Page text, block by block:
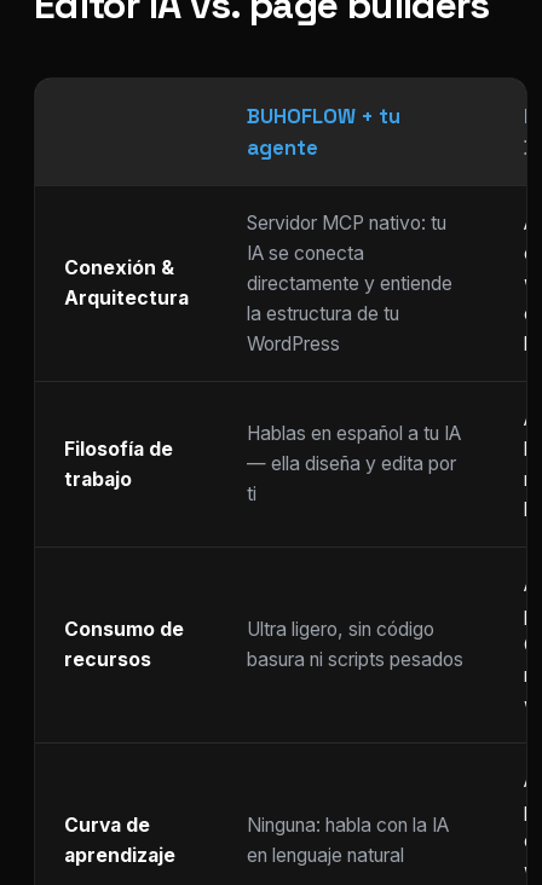
BUHOFLOW + tu
agente
Conexión &
Arquitectura
Servidor MCP nativo: tu
IA se conecta
directamente y entiende
la estructura de tu
WordPress
Filosofía de
trabajo
Hablas en español a tu IA
— ella diseña y edita por
ti
Consumo de
recursos
Ultra ligero, sin código
basura ni scripts pesados
Curva de
aprendizaje
Ninguna: habla con la IA
en lenguaje natural